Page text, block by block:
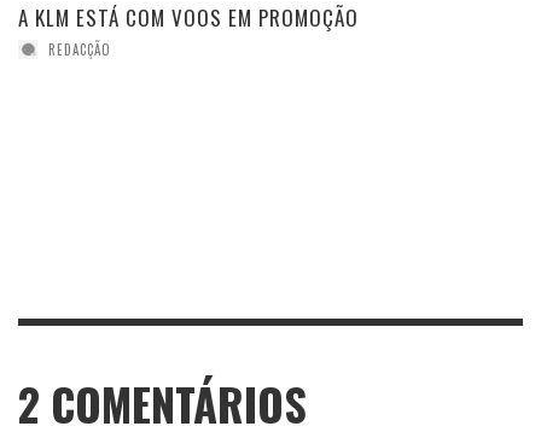
A KLM ESTÁ COM VOOS EM PROMOÇÃO
REDACÇÃO
2 COMENTÁRIOS